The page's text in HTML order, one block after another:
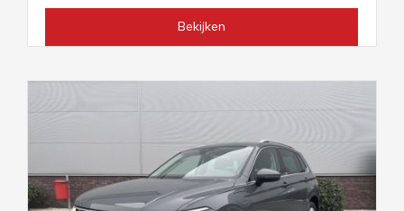
Bekijken